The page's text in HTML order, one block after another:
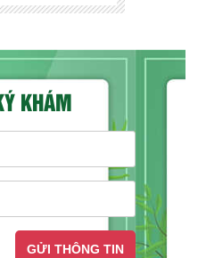
KHÁM
GỬI THÔNG TIN